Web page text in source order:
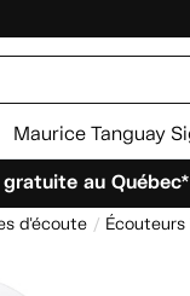
Maurice Tanguay
au
d'écoute